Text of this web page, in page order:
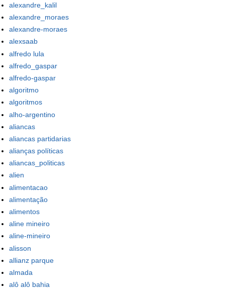
alexandre_kalil
alexandre_moraes
alexandre-moraes
alexsaab
alfredo lula
alfredo_gaspar
alfredo-gaspar
algoritmo
algoritmos
alho-argentino
aliancas
aliancas partidarias
alianças políticas
aliancas_politicas
alien
alimentacao
alimentação
alimentos
aline mineiro
aline-mineiro
alisson
allianz parque
almada
alô alô bahia